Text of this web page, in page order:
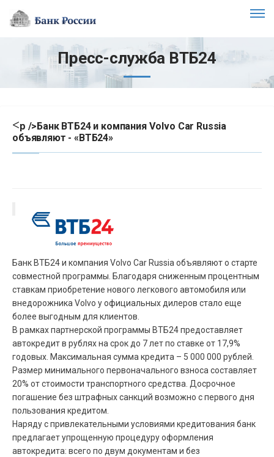
Пресс-служба ВТБ24
<p />Банк ВТБ24 и компания Volvo Car Russia
объявляют - «ВТБ24»
Банк ВТБ24 и компания Volvo Car Russia объявляют о старте
совместной программы. Благодаря сниженным процентным
ставкам приобретение нового легкового автомобиля или
внедорожника Volvo у официальных дилеров стало еще
более выгодным для клиентов.
В рамках партнерской программы ВТБ24 предоставляет
автокредит в рублях на срок до 7 лет по ставке от 17,9%
годовых. Максимальная сумма кредита – 5 000 000 рублей.
Размер минимального первоначального взноса составляет
20% от стоимости транспортного средства. Досрочное
погашение без штрафных санкций возможно с первого дня
пользования кредитом.
Наряду с привлекательными условиями кредитования банк
предлагает упрощенную процедуру оформления
автокредита: всего по двум документам и без